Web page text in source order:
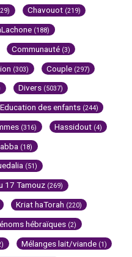
Chavouot (219)
(188)
Communauté (3)
(303) Couple (297)
Divers (5037)
Education des enfants (244)
(316) Hassidout (4)
(18)
(51)
17 Tamouz (269)
Kriat haTorah (220)
hébraïques (2)
Mélanges lait/viande (1)